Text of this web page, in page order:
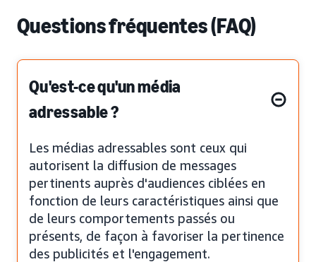
Questions fréquentes (FAQ)
Qu'est-ce qu'un média
adressable ?
Les médias adressables sont ceux qui
autorisent la diffusion de messages
pertinents auprès d'audiences ciblées en
fonction de leurs caractéristiques ainsi que
de leurs comportements passés ou
présents, de façon à favoriser la pertinence
des publicités et l'engagement.